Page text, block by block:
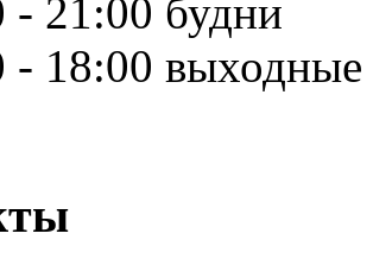
- 21:00 будни
- 18:00 выходные